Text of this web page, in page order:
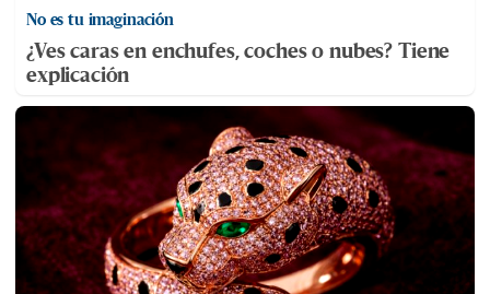
No es tu imaginación
¿Ves caras en enchufes, coches o nubes? Tiene
explicación